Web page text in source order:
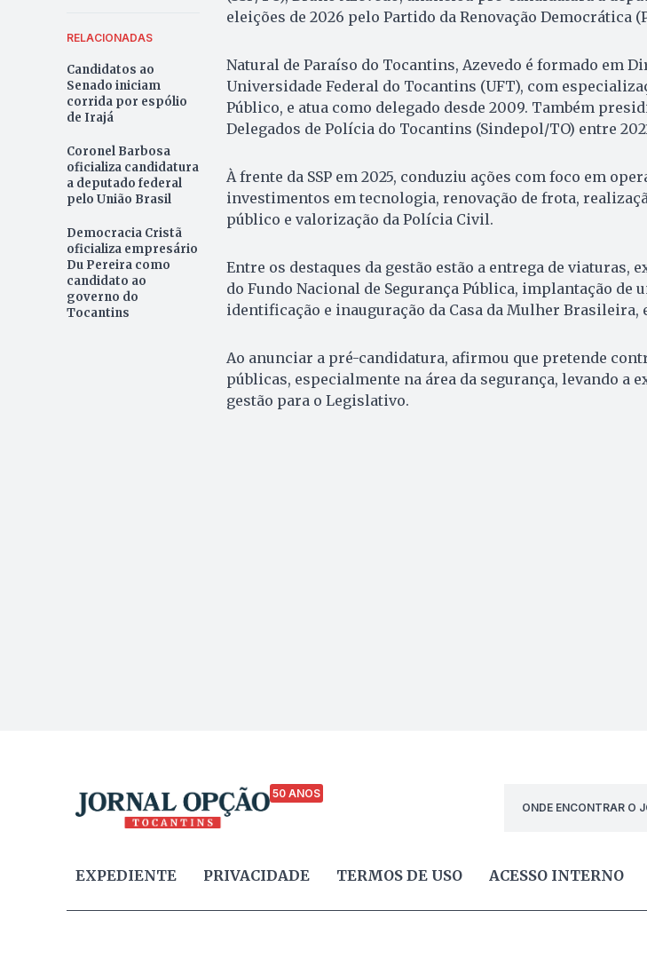
RELACIONADAS
Candidatos ao
Senado iniciam
corrida por espólio
de Irajá
Coronel Barbosa
oficializa candidatura
a deputado federal
pelo União Brasil
Democracia Cristã
oficializa empresário
Du Pereira como
candidato ao
governo do
Tocantins
eleições de 2026 pelo Partido da Renovação Democrática
Natural de Paraíso do Tocantins, Azevedo é formado em
Universidade Federal do Tocantins (UFT), com
Público, e atua como delegado desde 2009. Também
Delegados de Polícia do Tocantins (Sindepol/TO) entre
À frente da SSP em 2025, conduziu ações com foco em
investimentos em tecnologia, renovação de frota,
público e valorização da Polícia Civil.
Entre os destaques da gestão estão a entrega de viaturas,
do Fundo Nacional de Segurança Pública, implantação de
identificação e inauguração da Casa da Mulher Brasileira,
Ao anunciar a pré-candidatura, afirmou que pretende
públicas, especialmente na área da segurança, levando a
gestão para o Legislativo.
50 ANOS
ONDE ENCONTRAR O
EXPEDIENTE PRIVACIDADE TERMOS DE USO ACESSO INTERNO